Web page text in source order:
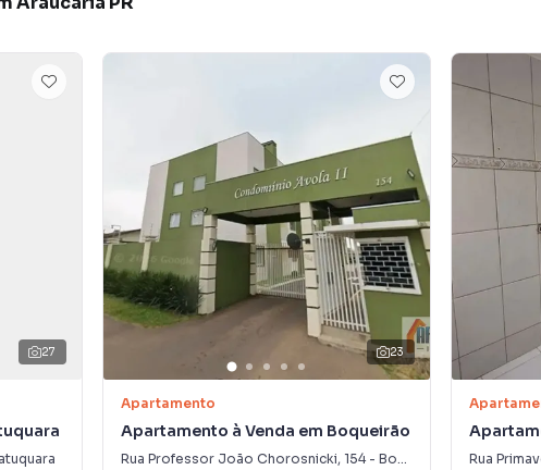
27 23
Apartamento
Apartamento à Venda em Boqueirão
Rua Professor João Chorosnicki, 154- Boqueirão
da Barra
Rua